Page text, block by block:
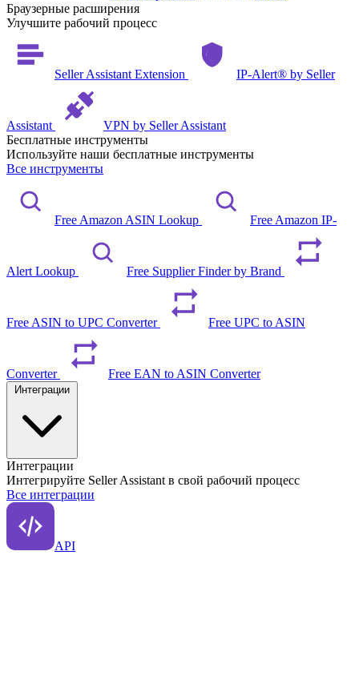
Браузерные расширения
Улучшите рабочий процесс
Seller Assistant Extension IP-Alert® by Seller
Assistant
VPN by Seller Assistant
Бесплатные инструменты
Используйте наши бесплатные инструменты
Все инструменты
Free Amazon ASIN Lookup Free Amazon IP-
Alert Lookup Free Supplier Finder by Brand
Free ASIN to UPC Converter Free UPC to ASIN
Converter Free EAN to ASIN Converter
Интеграции
Интегрируйте Seller Assistant в свой рабочий процесс
Все интеграции
API